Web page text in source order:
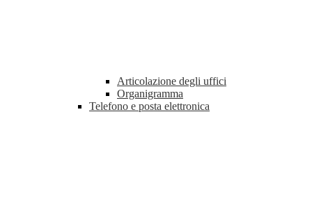
Articolazione degli uffici
Organigramma
Telefono e posta elettronica